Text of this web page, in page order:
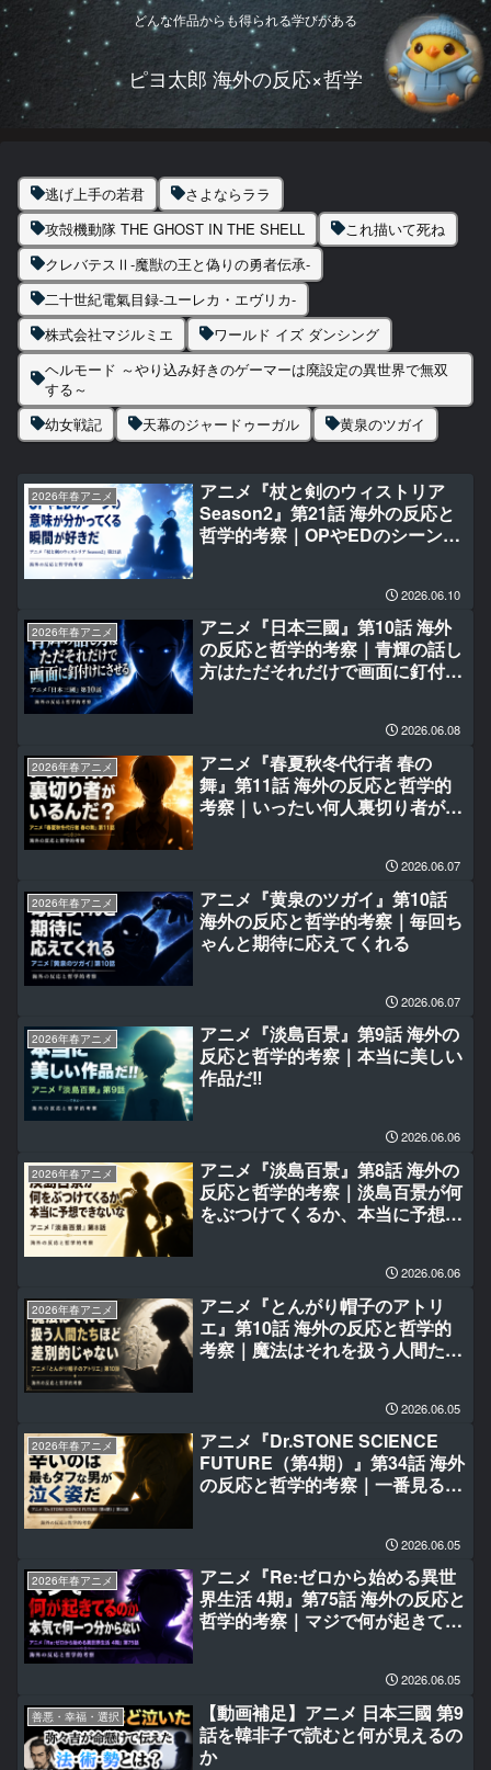
どんな作品からも得られる学びがある
ピヨ太郎 海外の反応×哲学
逃げ上手の若君
さよならララ
攻殻機動隊 THE GHOST IN THE SHELL
これ描いて死ね
クレバテスⅡ-魔獣の王と偽りの勇者伝承-
二十世紀電氣目録-ユーレカ・エヴリカ-
株式会社マジルミエ
ワールド イズ ダンシング
ヘルモード ～やり込み好きのゲーマーは廃設定の異世界で無双
する～
幼女戦記
天幕のジャードゥーガル 黄泉のツガイ
2026年春アニメ
アニメ『杖と剣のウィストリア
Season2』第21話 海外の反応と
哲学的考察｜OPやEDのシーンの
2026.06.10
2026年春アニメ
アニメ『日本三國』第10話 海外
の反応と哲学的考察｜青輝の話し
方はただそれだけで画面に釘付け
2026.06.08
2026年春アニメ
アニメ『春夏秋冬代行者 春の
舞』第11話 海外の反応と哲学的
考察｜いったい何人裏切り者がい
2026.06.07
2026年春アニメ
アニメ『黄泉のツガイ』第10話
海外の反応と哲学的考察｜毎回ち
ゃんと期待に応えてくれる
2026.06.07
2026年春アニメ
アニメ『淡島百景』第9話 海外の
反応と哲学的考察｜本当に美しい
作品だ‼
2026.06.06
2026年春アニメ
アニメ『淡島百景』第8話 海外の
反応と哲学的考察｜淡島百景が何
をぶつけてくるか、本当に予想で
2026.06.06
2026年春アニメ
アニメ『とんがり帽子のアトリ
エ』第10話 海外の反応と哲学的
考察｜魔法はそれを扱う人間たち
2026.06.05
2026年春アニメ
アニメ『Dr.STONE SCIENCE
FUTURE（第4期）』第34話 海外
の反応と哲学的考察｜一番見るの
2026.06.05
2026年春アニメ
アニメ『Re:ゼロから始める異世
界生活 4期』第75話 海外の反応と
哲学的考察｜マジで何が起きてる
2026.06.05
善悪・幸福・選択
【動画補足】アニメ 日本三國 第9
話を韓非子で読むと何が見えるの
か